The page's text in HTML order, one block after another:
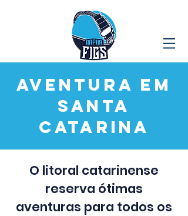
Aventura em
Santa
Catarina
O litoral catarinense
reserva ótimas
aventuras para todos os